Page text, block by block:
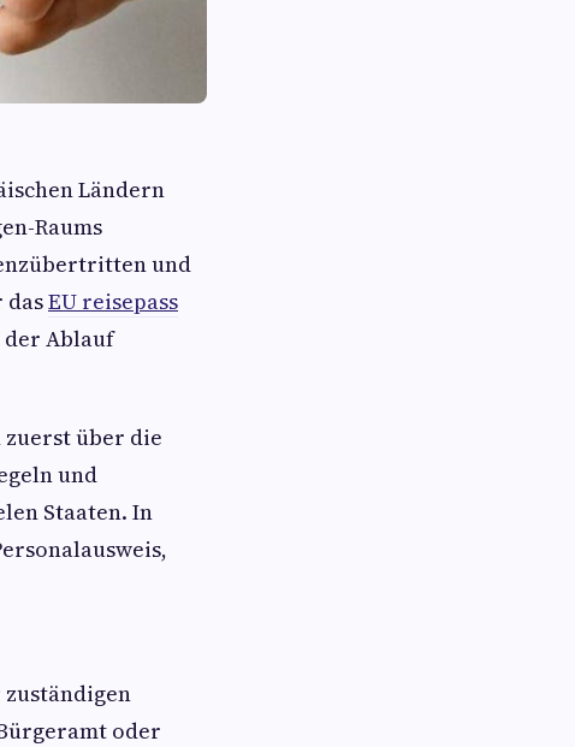
Ländern
Raums
und
dasEU reisepass
der Ablauf
zuerst über die
und
Staaten. In
oder